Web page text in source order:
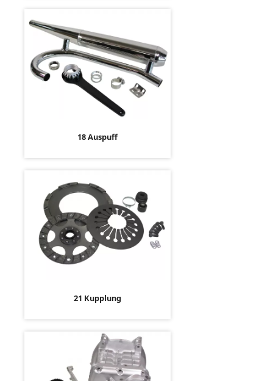
18 Auspuff
21 Kupplung